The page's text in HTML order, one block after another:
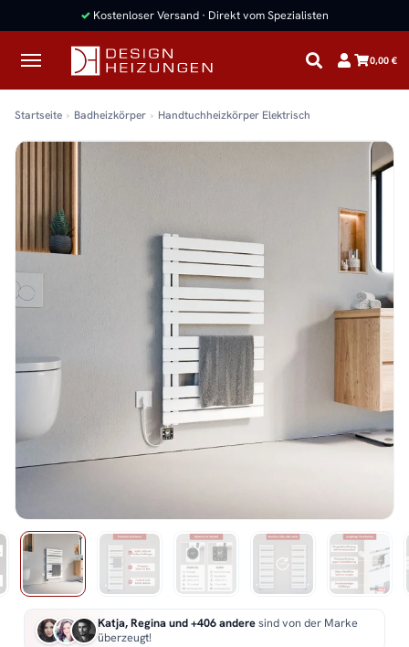
✓ Kostenloser Versand · Direkt vom Spezialisten
0,00 €
Startseite Badheizkörper Handtuchheizkörper Elektrisch
Katja, Regina und +406 anderesind von der Marke
überzeugt!